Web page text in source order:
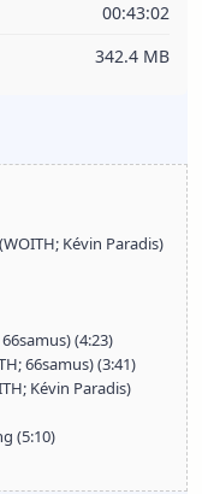
00:43:02
342.4 MB
Kévin Paradis)
(4:23)
66samus) (3:41)
Kévin Paradis)
(5:10)